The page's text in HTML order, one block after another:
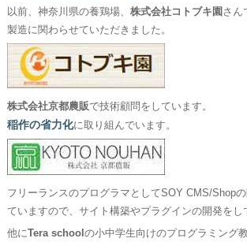
以前、神奈川県の養鶏場、 株式会社コトブキ園 さん
製造に関わらせていただきました。
株式会社京都農販で技術顧問をしています。
稲作の省力化に取り組んでいます。
フリーランスのプログラマとしてSOY CMS/Shop
ていますので、サイト構築やプラグインの開発をし
他にTera school の小中学生向けのプログラミング